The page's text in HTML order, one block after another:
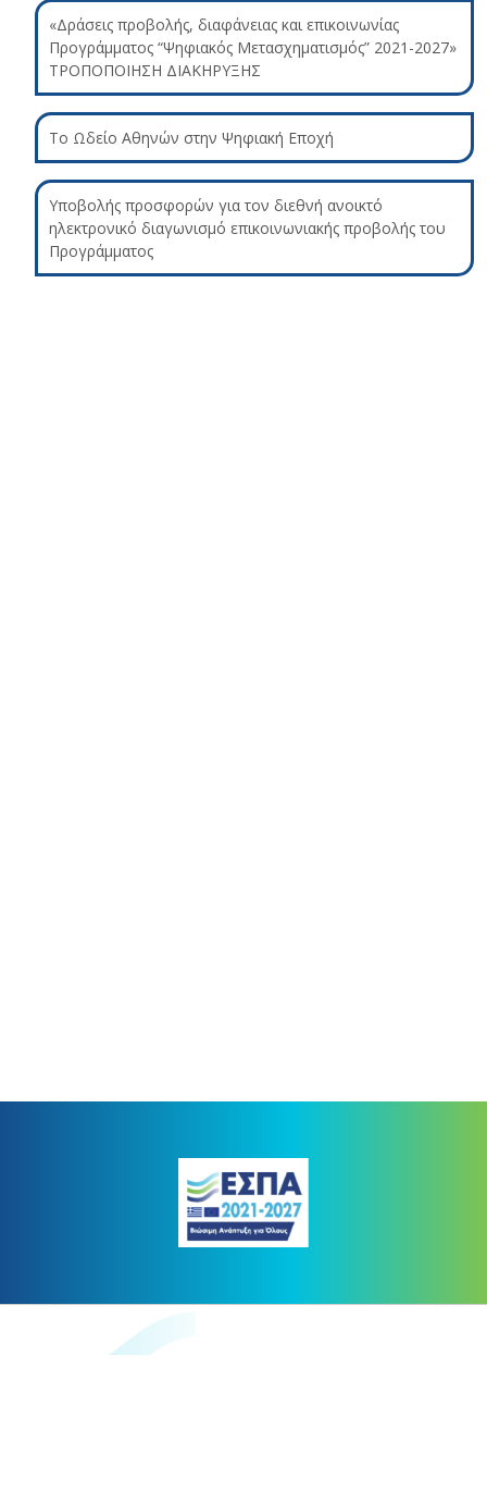
«Δράσεις προβολής, διαφάνειας και επικοινωνίας
Προγράμματος “Ψηφιακός Μετασχηματισμός” 2021-2027»
ΤΡΟΠΟΠΟΙΗΣΗ ΔΙΑΚΗΡΥΞΗΣ
Το Ωδείο Αθηνών στην Ψηφιακή Εποχή
Υποβολής προσφορών για τον διεθνή ανοικτό
ηλεκτρονικό διαγωνισμό επικοινωνιακής προβολής του
Προγράμματος